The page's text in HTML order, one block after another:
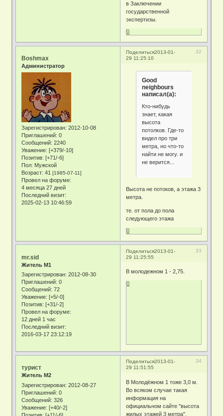
в Заключении
государственной
экспертизы.
0
Поделиться 32
2013-01-
29 11:25:10
Boshmax
Администратор
Зарегистрирован: 2012-10-08
Приглашений: 0
Сообщений: 2240
Уважение: [+379/-10]
Позитив: [+71/-6]
Пол: Мужской
Возраст: 41[1985-07-11]
Провел на форуме:
4 месяца 27 дней
Последний визит:
2025-02-13 10:46:59
Good
neighbours
написал(а):
Кто-нибудь
знает, какая
высота
потолков. Где-то
видел про три
метра, но что-то
найти не могу. и
не верится...
Высота не потоков, а этажа 3
метра.
те. от пола до пола
следующего этажа
0
Поделиться 33
2013-01-
29 11:25:55
mr.sid
Житель М1
Зарегистрирован: 2012-08-30
Приглашений: 0
Сообщений: 72
Уважение: [+5/-0]
Позитив: [+31/-2]
Провел на форуме:
12 дней 1 час
Последний визит:
2016-03-17 23:12:19
В молодежном 1 - 2,75.
0
Поделиться 34
2013-01-
29 11:51:55
турист
Житель М2
Зарегистрирован: 2012-08-27
Приглашений: 0
Сообщений: 326
Уважение: [+40/-2]
В Молодёжном 1 тоже 3,0 м.
Во всяком случае такая
информация на
официальном сайте "высота
жилых этажей 3 метра".